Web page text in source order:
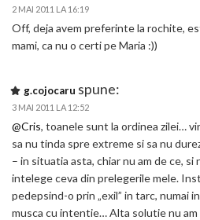
2 MAI 2011 LA 16:19
Off, deja avem preferinte la rochite,
mami, ca nu o certi pe Maria :))
g.cojocaru spune:
3 MAI 2011 LA 12:52
@Cris, toanele sunt la ordinea zilei…
sa nu tinda spre extreme si sa nu
– in situatia asta, chiar nu am de ce, si
intelege ceva din prelegerile mele.
pedepsind-o prin „exil” in tarc, numai
musca cu intentie… Alta solutie nu am